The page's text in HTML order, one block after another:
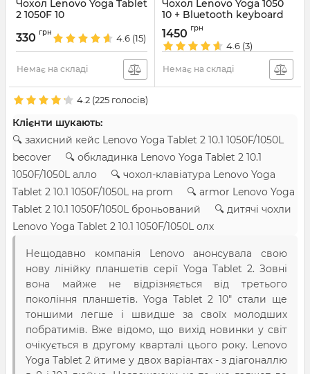
Чохол Lenovo Yoga Tablet
2 1050F 10
330 грн
4.6 (15)
Немає на складі
Чохол Lenovo Yoga 1050
10 + Bluetooth keyboard
Артикул:959
1450 грн
4.6 (3)
Немає на складі
4.2 (225 голосів)
Клієнти шукають:
🔍 захисний кейс Lenovo Yoga Tablet 2 10.1 1050F/1050L
becover 🔍 обкладинка Lenovo Yoga Tablet 2 10.1
1050F/1050L алло 🔍 чохол-клавіатура Lenovo Yoga
Tablet 2 10.1 1050F/1050L на prom 🔍 armor Lenovo Yoga
Tablet 2 10.1 1050F/1050L броньований 🔍 дитячі чохли
Lenovo Yoga Tablet 2 10.1 1050F/1050L олх
Нещодавно компанія Lenovo анонсувала свою
нову лінійку планшетів серії Yoga Tablet 2. Зовні
вона майже не відрізняється від третього
покоління планшетів. Yoga Tablet 2 10" стали ще
тоншими легше і швидше за своїх молодших
побратимів. Вже відомо, що вихід новинки у світ
очікується в другому кварталі цього року. Lenovo
Yoga Tablet 2 йтиме у двох варіантах - з діагоналлю